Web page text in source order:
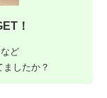
！
ど
したか？